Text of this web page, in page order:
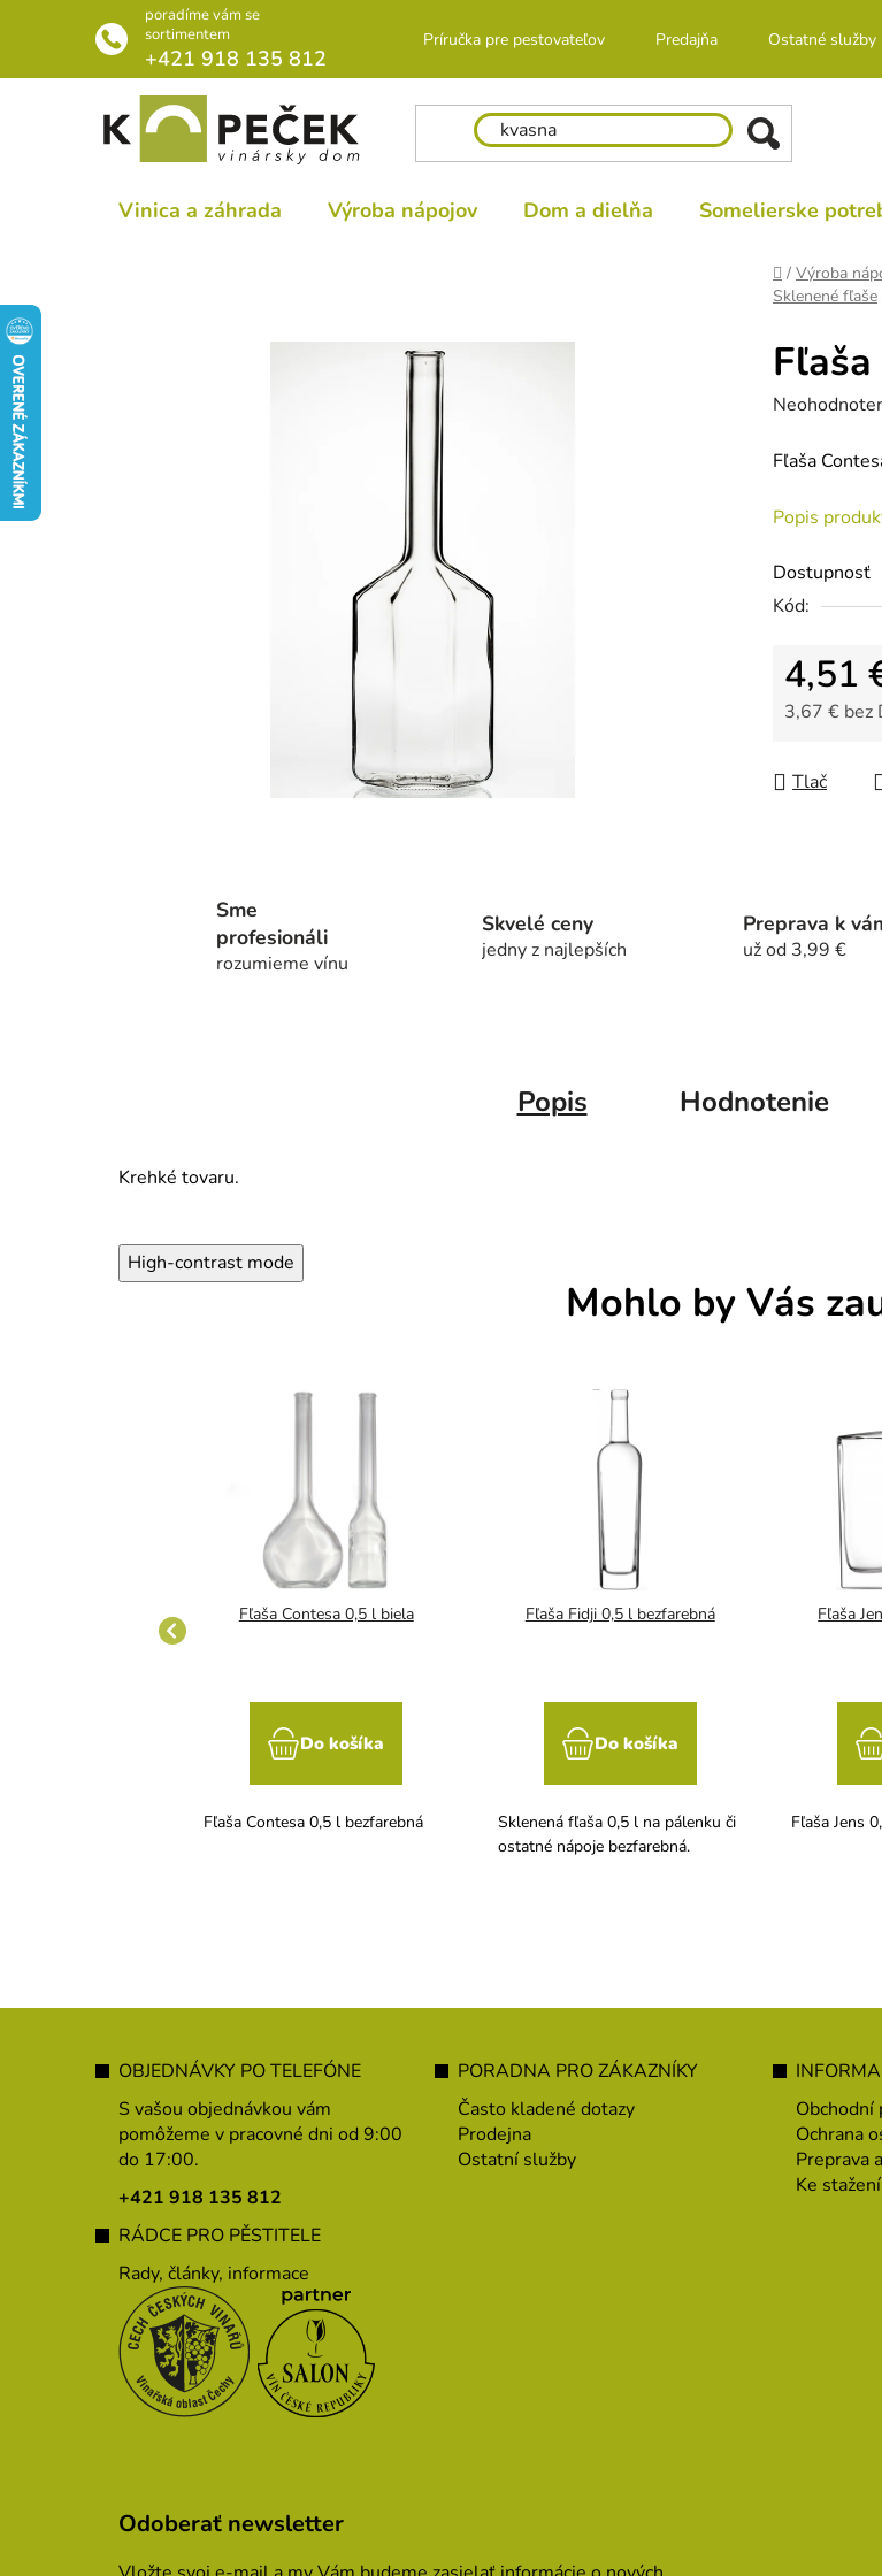
poradíme vám se
sortimentem
+421 918 135 812
Príručka pre pestovateľov Predajňa Ostatné služby
Vinica a záhrada Výroba nápojov Dom a dielňa Somelierske
Domov
/ Výroba
Sklenené fľaše
Priemerné
produktu
0,0
z
hviezdičiek.
Fľaša
Popis
Dostupnosť
Kód:
4,51
3,67 € bez
Tlač
Sme
profesionáli
rozumieme vínu
Skvelé ceny
jedny z najlepších
Preprava k
už od 3,99 €
Popis Hodnotenie
Krehké tovaru.
High-contrast mode
Mohlo by Vás
Fľaša Contesa 0,5 l biela
Do košíka
Fľaša Contesa 0,5 l bezfarebná
Fľaša Fidji 0,5 l bezfarebná
Do košíka
Sklenená fľaša 0,5 l na pálenku či
ostatné nápoje bezfarebná.
Fľaša
Fľaša Jens
OBJEDNÁVKY PO TELEFÓNE
S vašou objednávkou vám
pomôžeme v pracovné dni od 9:00
do 17:00.
+421 918 135 812
RÁDCE PRO PĚSTITELE
Rady, články, informace
PORADNA PRO ZÁKAZNÍKY
Často kladené dotazy
Prodejna
Ostatní služby
Obchodní
Ochrana
Preprava
Ke stažení
Odoberať newsletter